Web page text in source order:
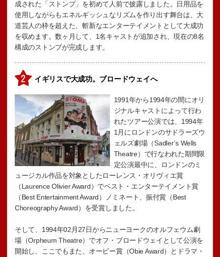
成された「ストンプ」を初めて人前で披露しました。日用品を
使用しながらもエネルギッシュなリズムを作り出す舞台は、大
道芸人の枠を超えた、斬新なエンターテイメントとして大成功
を収めます。数ヶ月して、1名キャストが追加され、現在の8名
構成のストンプが完成します。
イギリスで大成功。ブロードウェイへ
1991年から1994年の間にオリ
ジナルキャストによって行わ
れたツアー公演では、1994年
1月にロンドンのサドラーズウ
ェルズ劇場（Sadler’s Wells
Theatre）で行なわれた期間限
定公演最中に、ロンドンのミ
ュージカル作品を対象としたローレンス・オリヴィエ賞
（Laurence Olivier Award）でベスト・エンターテイメント賞
（Best Entertainment Award）ノミネート、振付賞（Best
Choreography Award）を受賞しました。
そして、1994年02月27日からニューヨークのオルフェウム劇
場（Orpheum Theatre）でオフ・ブロードウェイとして公演を
開始し、ここでもまた、オービー賞（Obie Award）とドラマ・